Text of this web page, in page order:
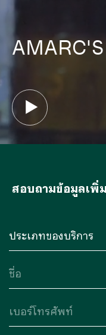
สอบถามข้อมูลเพิ่